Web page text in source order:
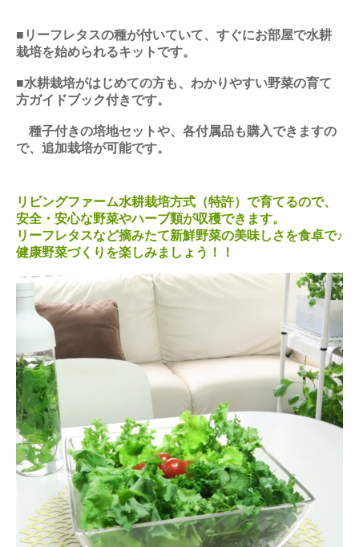
■リーフレタスの種が付いていて、すぐにお部屋で水耕
栽培を始められるキットです。
■水耕栽培がはじめての方も、わかりやすい野菜の育て
方ガイドブック付きです。
種子付きの培地セットや、各付属品も購入できますの
で、追加栽培が可能です。
リビングファーム水耕栽培方式（特許）で育てるので、
安全・安心な野菜やハーブ類が収穫できます。
リーフレタスなど摘みたて新鮮野菜の美味しさを食卓で♪
健康野菜づくりを楽しみましょう！！